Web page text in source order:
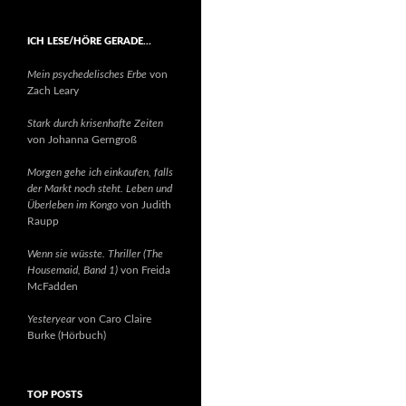
ICH LESE/HÖRE GERADE…
Mein psychedelisches Erbe von
Zach Leary
Stark durch krisenhafte Zeiten
von Johanna Gerngroß
Morgen gehe ich einkaufen, falls
der Markt noch steht. Leben und
Überleben im Kongo von Judith
Raupp
Wenn sie wüsste. Thriller (The
Housemaid, Band 1) von Freida
McFadden
Yesteryearvon Caro Claire
Burke (Hörbuch)
TOP POSTS